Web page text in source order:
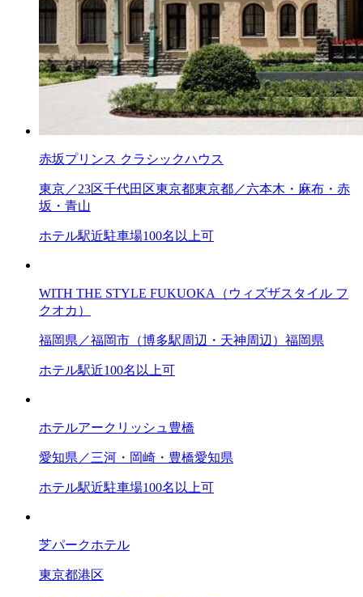
赤坂プリンス クラシックハウス
東京／23区千代田区東京都東京都／六本木・麻布・赤
坂・青山
ホテル駅近駐車場100名以上可
WITH THE STYLE FUKUOKA（ウィズザスタイル フ
クオカ）
福岡県／福岡市（博多駅周辺・天神周辺） 福岡県
ホテル駅近100名以上可
ホテルアークリッシュ豊橋
愛知県／三河・岡崎・豊橋愛知県
ホテル駅近駐車場100名以上可
芝パークホテル
東京都港区